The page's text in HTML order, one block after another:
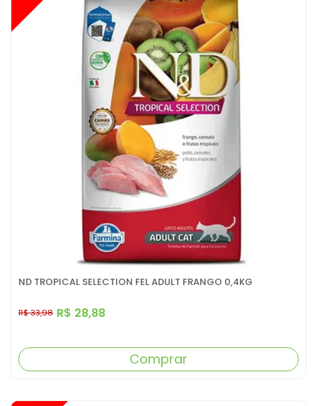
ND TROPICAL SELECTION FEL ADULT FRANGO 0,4KG
R$ 28,88
R$ 33,98
Comprar